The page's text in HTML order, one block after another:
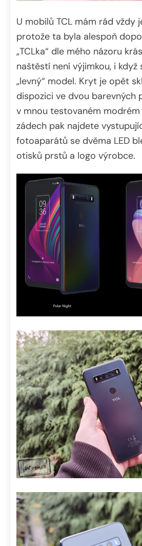
U mobilů TCL mám rád vždy
protože ta byla alespoň
„TCLka“ dle mého názoru
naštěstí není výjimkou, i když
„levný“ model. Kryt je opět
dispozici ve dvou barevných
v mnou testovaném
zádech pak najdete
fotoaparátů se dvěma LED
otisků prstů a logo výrobce.